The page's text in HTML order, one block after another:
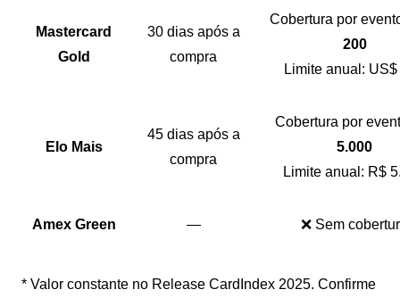
Mastercard
Gold
30 dias após a
compra
Cobertura por
200
Limite anual:
Elo Mais
45 dias após a
compra
Cobertura por
5.000
Limite anual: R$
Amex Green — ❌ Sem
* Valor constante no Release CardIndex 2025. Confirme